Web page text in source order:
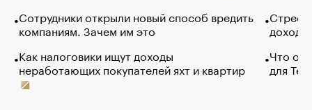
Сотрудники открыли новый способ вредить
компаниям. Зачем им это
Как налоговики ищут доходы
неработающих покупателей яхт и квартир
Что
для